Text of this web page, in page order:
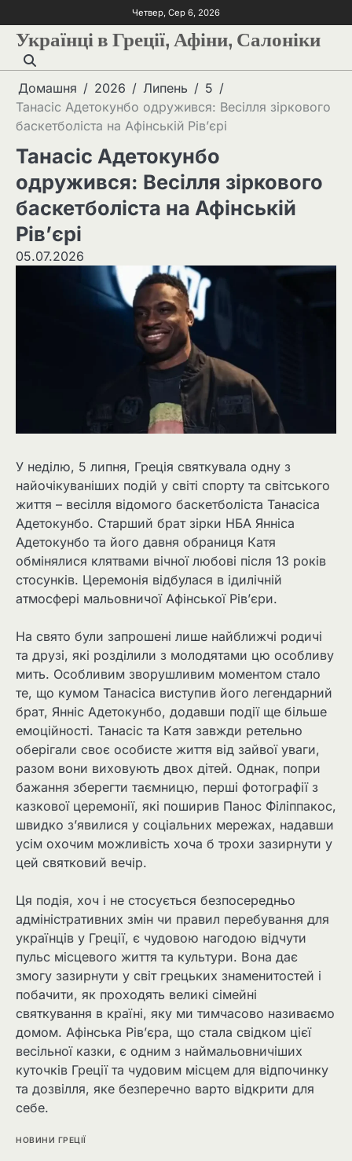
Четвер, Сер 6, 2026
Українці в Греції, Афіни, Салоніки
Домашня 2026 Липень
5
Танасіс Адетокунбо одружився: Весілля зіркового
баскетболіста на Афінській Рів’єрі
Танасіс Адетокунбо
одружився: Весілля зіркового
баскетболіста на Афінській
Рів’єрі
05.07.2026
У неділю, 5 липня, Греція святкувала одну з
найочікуваніших подій у світі спорту та світського
життя – весілля відомого баскетболіста Танасіса
Адетокунбо. Старший брат зірки НБА Янніса
Адетокунбо та його давня обраниця Катя
обмінялися клятвами вічної любові після 13 років
стосунків. Церемонія відбулася в ідилічній
атмосфері мальовничої Афінської Рів’єри.
На свято були запрошені лише найближчі родичі
та друзі, які розділили з молодятами цю особливу
мить. Особливим зворушливим моментом стало
те, що кумом Танасіса виступив його легендарний
брат, Янніс Адетокунбо, додавши події ще більше
емоційності. Танасіс та Катя завжди ретельно
оберігали своє особисте життя від зайвої уваги,
разом вони виховують двох дітей. Однак, попри
бажання зберегти таємницю, перші фотографії з
казкової церемонії, які поширив Панос Філіппакос,
швидко з’явилися у соціальних мережах, надавши
усім охочим можливість хоча б трохи зазирнути у
цей святковий вечір.
Ця подія, хоч і не стосується безпосередньо
адміністративних змін чи правил перебування для
українців у Греції, є чудовою нагодою відчути
пульс місцевого життя та культури. Вона дає
змогу зазирнути у світ грецьких знаменитостей і
побачити, як проходять великі сімейні
святкування в країні, яку ми тимчасово називаємо
домом. Афінська Рів’єра, що стала свідком цієї
весільної казки, є одним з наймальовничіших
куточків Греції та чудовим місцем для відпочинку
та дозвілля, яке безперечно варто відкрити для
себе.
НОВИНИ ГРЕЦІЇ